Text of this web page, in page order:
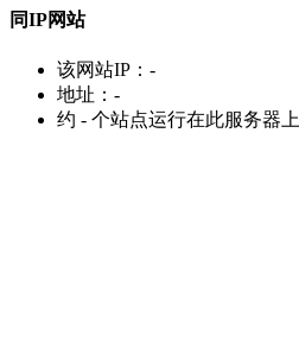
同IP网站
该网站IP： -
地址： -
约 - 个站点运行在此服务器上